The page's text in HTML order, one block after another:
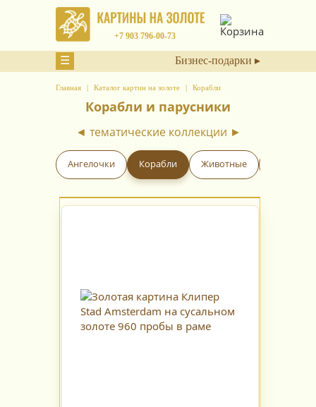
+7 903 796-00-73
☰ Бизнес-подарки ▸
Главная Каталог картин на золоте Корабли
Корабли и парусники
◄ тематические коллекции ►
Ангелочки Корабли Животные